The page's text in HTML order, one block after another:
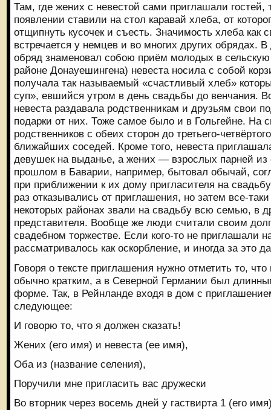
Там, где жених с невестой сами приглашали
появлении ставили на стол каравай хлеба, от
отщипнуть кусочек и съесть. Значимость хлеба как
встречается у немцев и во многих других обрядах.
обряд знаменовал собою приём молодых в
районе Донауешингена) невеста носила с собой
получала так называемый «счастливый хлеб»
суп», евшийся утром в день свадьбы до венчания.
невеста раздавала родственникам и друзьям свои
подарки от них. Тоже самое было и в Гольгейне. На
родственников с обеих сторон до третьего-
ближайших соседей. Кроме того, невеста
девушек на выданье, а жених — взрослых парней из
прошлом в Баварии, например, бытовал обычай,
при приближении к их дому пригласителя на
раз отказывались от приглашения, но затем все-
некоторых районах звали на свадьбу всю семью, в
представителя. Вообще же люди считали своим
свадебном торжестве. Если кого-то не приглашали
рассматривалось как оскорбление, и иногда за это
Говоря о тексте приглашения нужно отметить то,
обычно кратким, а в Северной Германии был
форме. Так, в Рейнланде входя в дом с
следующее:
И говорю то, что я должен сказать!
Жених (его имя) и невеста (ее имя),
Оба из (название селения),
Поручили мне пригласить вас дружески
Во вторник через восемь дней у гаствирта 1 (его